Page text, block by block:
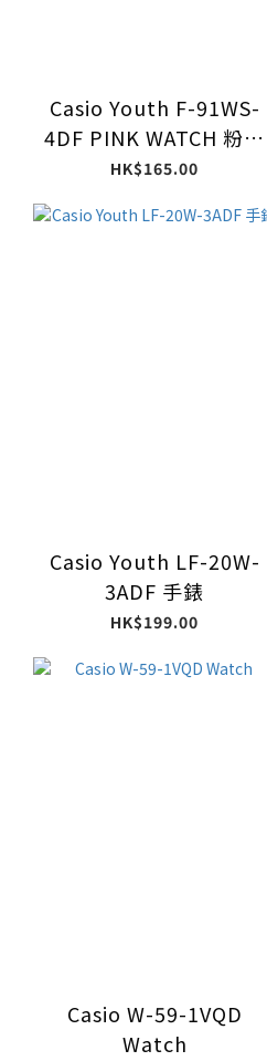
Casio Youth F-91WS-
4DF PINK WATCH 粉紅
色透明帶手錶
HK$165.00
Casio Youth LF-20W-
3ADF 手錶
HK$199.00
Casio W-59-1VQD
Watch